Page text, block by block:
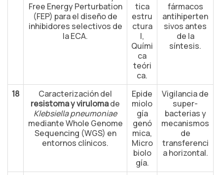
Free Energy Perturbation
(FEP) para el diseño de
inhibidores selectivos de
la ECA.
tica
estru
ctura
l,
Quími
ca
teóri
ca.
fármacos
antihiperten
sivos antes
de la
síntesis.
18
Caracterización del
resistoma y virulomade
Klebsiella pneumoniae
mediante Whole Genome
Sequencing (WGS) en
entornos clínicos.
Epide
miolo
gía
genó
mica,
Micro
biolo
gía.
Vigilancia de
super-
bacterias y
mecanismos
de
transferenci
a horizontal.